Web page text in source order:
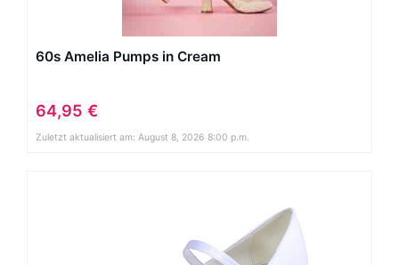
60s Amelia Pumps in Cream
64,95 €
Zuletzt aktualisiert am: August 8, 2026 8:00 p.m.